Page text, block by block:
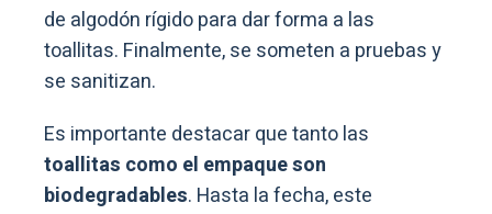
de algodón rígido para dar forma a las
toallitas. Finalmente, se someten a pruebas y
se sanitizan.
Es importante destacar que tanto las
toallitas como el empaque son
biodegradables. Hasta la fecha, este